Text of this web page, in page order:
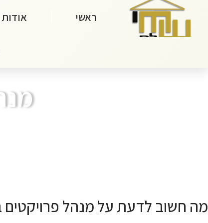
ראשי אודות
מה חשוב לדעת על מנהל פרויקטים